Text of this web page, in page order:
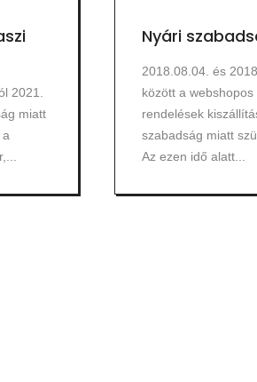
2021.
miatt
Nyári
2018.08.04. és
között a webshopos
rendelések
szabadság miatt
Az ezen idő alatt...